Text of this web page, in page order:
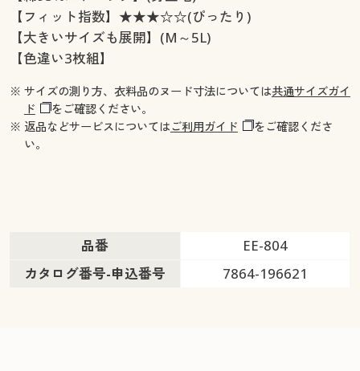
【フィット指数】★★★☆☆(ぴったり)
【大きいサイズも展開】(M～5L)
【色違い3枚組】
※ サイズの測り方、衣料品のヌード寸法については共通サイズガイ
ド
をご確認ください。
※ 返品などサービスについてはご利用ガイド
をご確認くださ
い。
品番
EE-804
カタログ番号-申込番号
7864-196621